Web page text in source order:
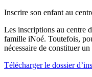
Inscrire son enfant au
Les inscriptions au centre
famille iNoé. Toutefois,
nécessaire de constituer
Télécharger le dossier